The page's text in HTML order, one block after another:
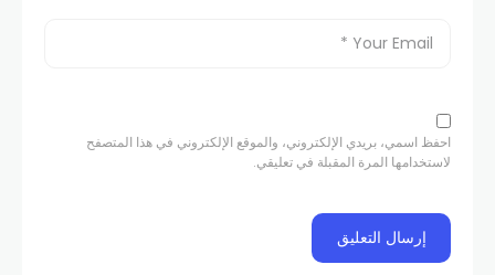
احفظ اسمي، بريدي الإلكتروني، والموقع الإلكتروني في هذا المتصفح
لاستخدامها المرة المقبلة في تعليقي.